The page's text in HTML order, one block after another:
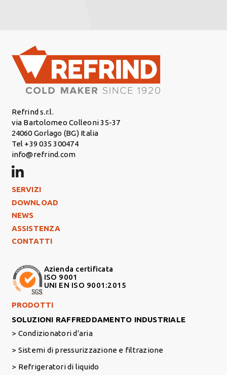
Refrind s.r.l.
via Bartolomeo Colleoni 35-37
24060 Gorlago (BG) Italia
Tel +39 035 300474
info@refrind.com
Footer Left
SERVIZI
DOWNLOAD
NEWS
ASSISTENZA
CONTATTI
Azienda certificata
ISO 9001
UNI EN ISO 9001:2015
Footer Right Middle
PRODOTTI
SOLUZIONI RAFFREDDAMENTO INDUSTRIALE
Condizionatori d'aria
Sistemi di pressurizzazione e filtrazione
Refrigeratori di liquido